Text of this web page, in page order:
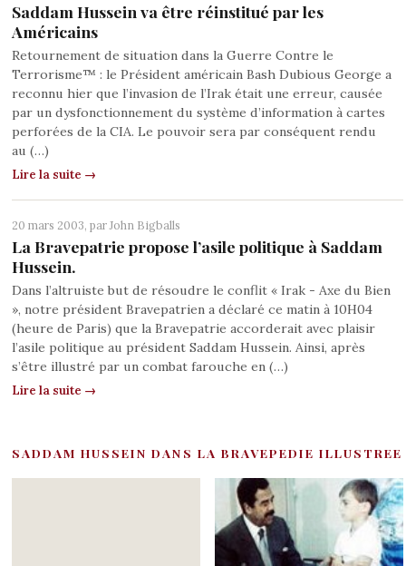
Saddam Hussein va être réinstitué par les
Américains
Retournement de situation dans la Guerre Contre le
Terrorisme™ : le Président américain Bash Dubious George a
reconnu hier que l’invasion de l’Irak était une erreur, causée
par un dysfonctionnement du système d’information à cartes
perforées de la CIA. Le pouvoir sera par conséquent rendu
au (…)
Lire la suite →
20 mars 2003, parJohn Bigballs
La Bravepatrie propose l’asile politique à Saddam
Hussein.
Dans l’altruiste but de résoudre le conflit « Irak - Axe du Bien
», notre président Bravepatrien a déclaré ce matin à 10H04
(heure de Paris) que la Bravepatrie accorderait avec plaisir
l’asile politique au président Saddam Hussein. Ainsi, après
s’être illustré par un combat farouche en (…)
Lire la suite →
SADDAM HUSSEIN DANS LA BRAVEPEDIE ILLUSTREE